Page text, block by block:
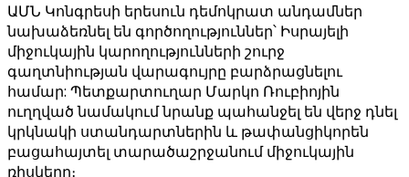
ԱՄՆ Կոնգրեսի երեսուն դեմոկրատ անդամներ
նախաձեռնել են գործողություններ՝ Իսրայելի
միջուկային կարողությունների շուրջ
գաղտնիության վարագույրը բարձրացնելու
համար: Պետքարտուղար Մարկո Ռուբիոյին
ուղղված նամակում նրանք պահանջել են վերջ դնել
կրկնակի ստանդարտներին և թափանցիկորեն
բացահայտել տարածաշրջանում միջուկային
ռիսկերը։